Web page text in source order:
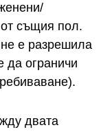
същия пол.
е разрешила
да ограничи
двата